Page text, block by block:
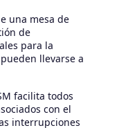
una mesa de
de
para la
llevarse a
facilita todos
con el
interrupciones